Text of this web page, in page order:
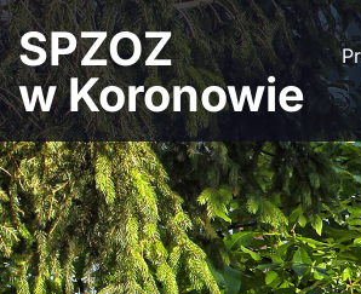
treści
SPZOZ
w Koronowie